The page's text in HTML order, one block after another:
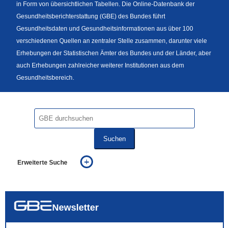
Fußzeile
in Form von übersichtlichen Tabellen. Die Online-Datenbank der
Gesundheitsberichterstattung (GBE) des Bundes führt
Gesundheitsdaten und Gesundheitsinformationen aus über 100
verschiedenen Quellen an zentraler Stelle zusammen, darunter viele
Erhebungen der Statistischen Ämter des Bundes und der Länder, aber
auch Erhebungen zahlreicher weiterer Institutionen aus dem
Gesundheitsbereich.
Suchen
Erweiterte Suche
auch in allen Texten suchen (Volltextsuche)
Newsletter